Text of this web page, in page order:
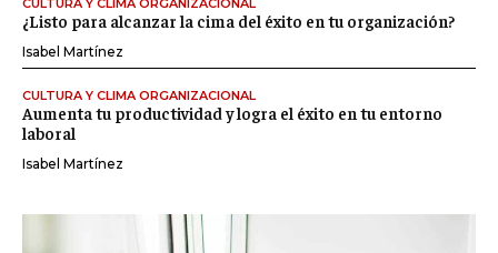
CULTURA Y CLIMA ORGANIZACIONAL
¿Listo para alcanzar la cima del éxito en tu organización?
Isabel Martínez
CULTURA Y CLIMA ORGANIZACIONAL
Aumenta tu productividad y logra el éxito en tu entorno
laboral
Isabel Martínez